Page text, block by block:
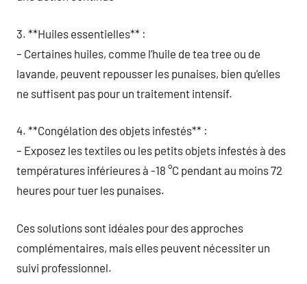
3. **Huiles essentielles** :
– Certaines huiles, comme l’huile de tea tree ou de
lavande, peuvent repousser les punaises, bien qu’elles
ne suffisent pas pour un traitement intensif.
4. **Congélation des objets infestés** :
– Exposez les textiles ou les petits objets infestés à des
températures inférieures à -18 °C pendant au moins 72
heures pour tuer les punaises.
Ces solutions sont idéales pour des approches
complémentaires, mais elles peuvent nécessiter un
suivi professionnel.